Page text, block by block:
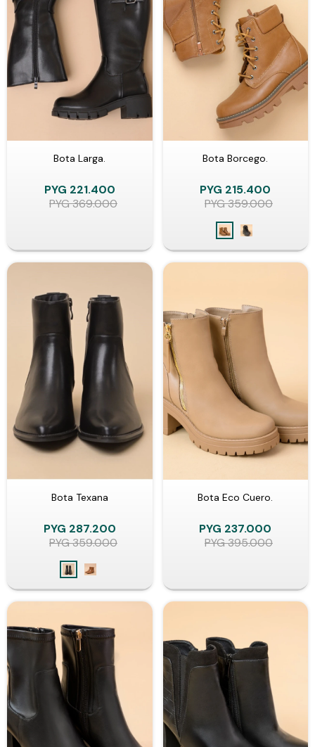
Bota Larga.
PYG 221.400
PYG369.000
Bota Borcego.
PYG 215.400
PYG359.000
Bota Texana
PYG 287.200
PYG359.000
Bota Eco Cuero.
PYG 237.000
PYG395.000